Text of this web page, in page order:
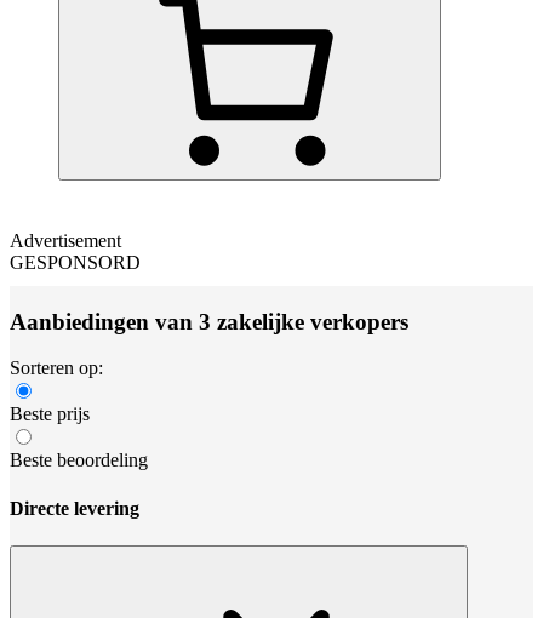
Advertisement
GESPONSORD
Aanbiedingen van 3 zakelijke verkopers
Sorteren op:
Beste prijs
Beste beoordeling
Directe levering